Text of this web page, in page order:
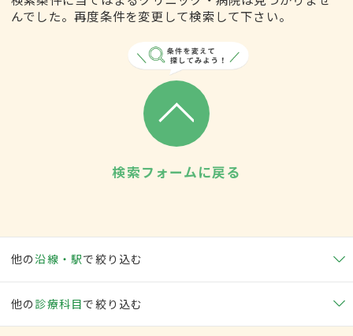
んでした。再度条件を変更して検索して下さい。
検索フォームに戻る
他の沿線・駅で絞り込む
他の 診療科目で絞り込む